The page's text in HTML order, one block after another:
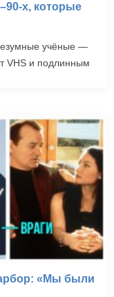
х, которые
учёные —
VHS и подлинным
«Мы были